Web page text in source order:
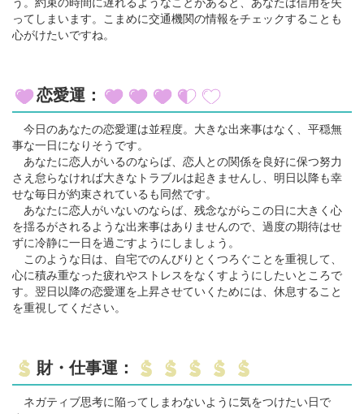
ってしまいます。こまめに交通機関の情報をチェックすることも
心がけたいですね。
恋愛運：
今日のあなたの恋愛運は並程度。大きな出来事はなく、平穏無
事な一日になりそうです。
あなたに恋人がいるのならば、恋人との関係を良好に保つ努力
さえ怠らなければ大きなトラブルは起きませんし、明日以降も幸
せな毎日が約束されているも同然です。
あなたに恋人がいないのならば、残念ながらこの日に大きく心
を揺るがされるような出来事はありませんので、過度の期待はせ
ずに冷静に一日を過ごすようにしましょう。
このような日は、自宅でのんびりとくつろぐことを重視して、
心に積み重なった疲れやストレスをなくすようにしたいところで
す。翌日以降の恋愛運を上昇させていくためには、休息すること
を重視してください。
財・仕事運：
ネガティブ思考に陥ってしまわないように気をつけたい日で